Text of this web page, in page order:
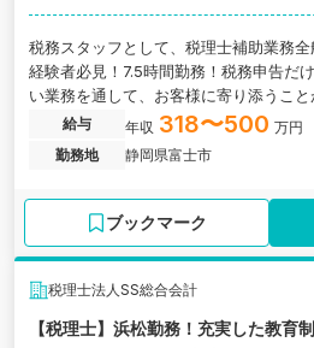
税務スタッフとして、税理士補助業務
経験者必見！7.5時間勤務！税務申告だ
い業務を通して、お客様に寄り添うこ
です。給与 年収 318〜500 万円
勤務地
静岡県富士市
ブックマーク
税理士法人SS総合会計
【税理士】浜松勤務！充実した教育